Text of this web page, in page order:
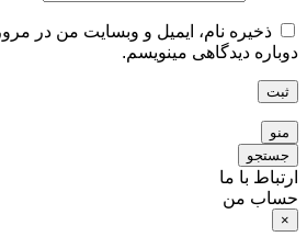
ذخیره نام، ایمیل و وبسایت من در
دوباره دیدگاهی مینویسم.
ثبت
منو
جستجو
ارتباط با ما
حساب من
×